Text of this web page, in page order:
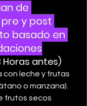
de
y post
basado en
Horas antes)
con leche y frutas
o manzana).
frutos secos